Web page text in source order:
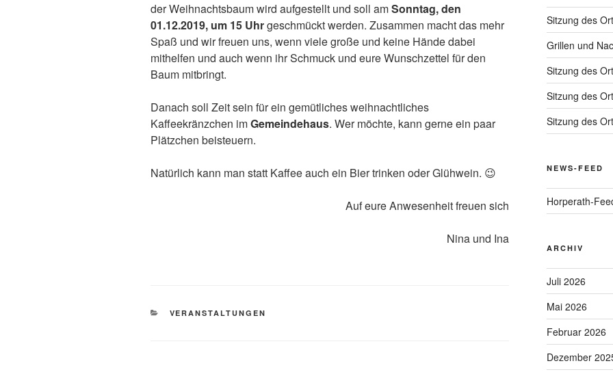
der Weihnachtsbaum wird aufgestellt und soll amSonntag, den
01.12.2019, um 15 Uhrgeschmückt werden. Zusammen macht das mehr
Spaß und wir freuen uns, wenn viele große und keine Hände dabei
mithelfen und auch wenn ihr Schmuck und eure Wunschzettel für den
Baum mitbringt.
Danach soll Zeit sein für ein gemütliches weihnachtliches
Kaffeekränzchen imGemeindehaus. Wer möchte, kann gerne ein paar
Plätzchen beisteuern.
Natürlich kann man statt Kaffee auch ein Bier trinken oder Glühwein. 😉
Auf eure Anwesenheit freuen sich
Nina und Ina
KATEGORIEN
VERANSTALTUNGEN
Sitzung des
Grillen und
Sitzung des
Sitzung des
Sitzung des
NEWS-FEED
Horperath-
ARCHIV
Juli 2026
Mai 2026
Februar 2026
Dezember